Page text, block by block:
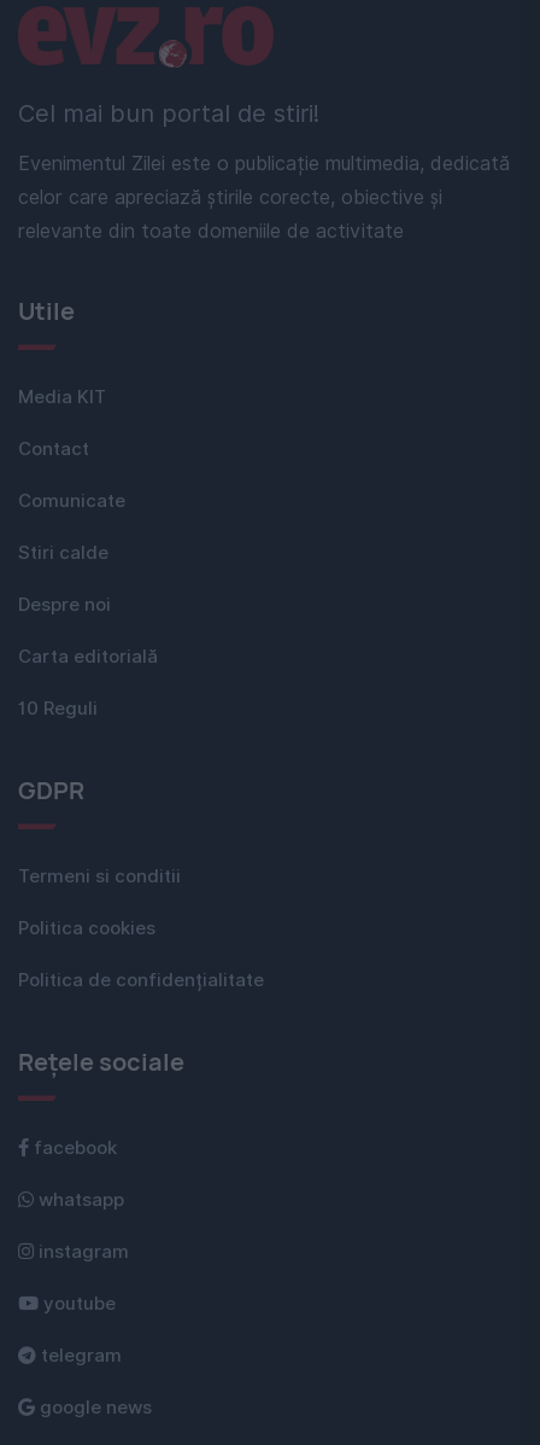
Cel mai bun portal de stiri!
Evenimentul Zilei este o publicație multimedia, dedicată
celor care apreciază știrile corecte, obiective și
relevante din toate domeniile de activitate
Linkuri utile
Utile
Media KIT
Contact
Comunicate
Stiri calde
Despre noi
Carta editorială
10 Reguli
GDPR
Termeni si conditii
Politica cookies
Politica de confidențialitate
Rețele sociale
facebook
whatsapp
instagram
youtube
telegram
google news